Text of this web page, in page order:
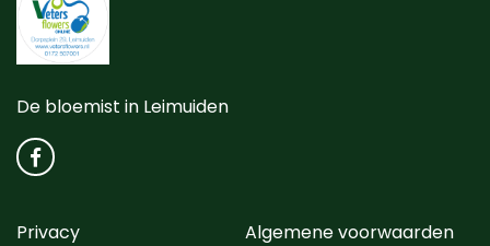
De bloemist in Leimuiden
Privacy
Algemene voorwaarden